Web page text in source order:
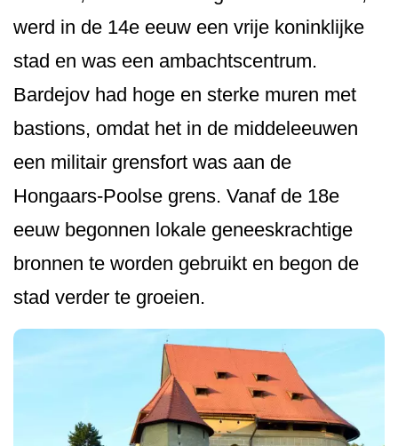
werd in de 14e eeuw een vrije koninklijke
stad en was een ambachtscentrum.
Bardejov had hoge en sterke muren met
bastions, omdat het in de middeleeuwen
een militair grensfort was aan de
Hongaars-Poolse grens. Vanaf de 18e
eeuw begonnen lokale geneeskrachtige
bronnen te worden gebruikt en begon de
stad verder te groeien.